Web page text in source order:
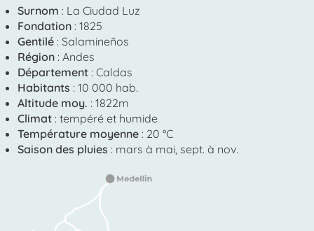
Surnom : La Ciudad Luz
Fondation : 1825
Gentilé : Salamineños
Région : Andes
Département : Caldas
Habitants : 10 000 hab.
Altitude moy. : 1822m
Climat : tempéré et humide
Température moyenne : 20 °C
Saison des pluies : mars à mai, sept. à nov.